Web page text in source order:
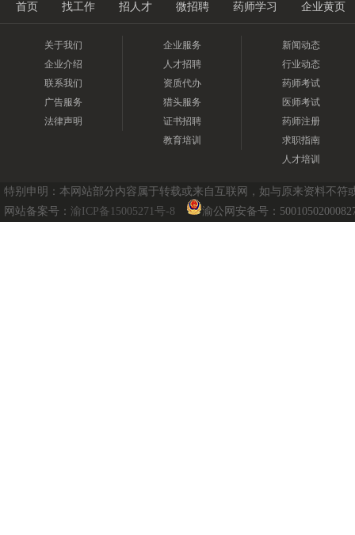
首页 找工作 招人才 微招聘 药师学习 企业黄页
关于我们
企业介绍
联系我们
广告服务
法律声明
企业服务
人才招聘
资质代办
猎头服务
证书招聘
教育培训
新闻动态
行业动态
药师考试
医师考试
药师注册
求职指南
人才培训
特别申明：本网站部分内容属于转载或来自互联网，如与原来资料不
网站备案号： 渝ICP备15005271号-8 渝公网安备号：